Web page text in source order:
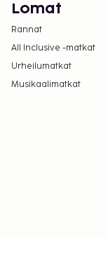
Lomat
Rannat
All Inclusive -matkat
Urheilumatkat
Musikaalimatkat